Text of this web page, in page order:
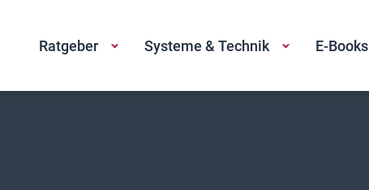
Ratgeber Systeme & Technik E-Books